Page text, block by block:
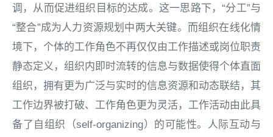
调，从而促进组织目标的达成。这一思路下，“分工”与
“整合”成为人力资源规划中两大关键。而组织在线化情
境下，个体的工作角色不再仅仅由工作描述或岗位职责
静态定义，组织内即时流转的信息与数据使得个体直面
组织，拥有更为广泛与实时的信息资源和动态联结，其
工作边界被打破、工作角色更为灵活，工作活动由此具
备了自组织（self-organizing）的可能性。人际互动与